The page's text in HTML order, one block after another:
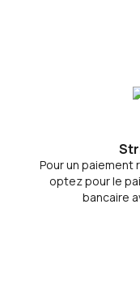
Pour un paiement
optez pour le
bancaire